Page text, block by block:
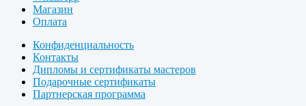
Магазин
Оплата
Конфиденциальность
Контакты
Дипломы и сертификаты мастеров
Подарочные сертификаты
Партнерская программа